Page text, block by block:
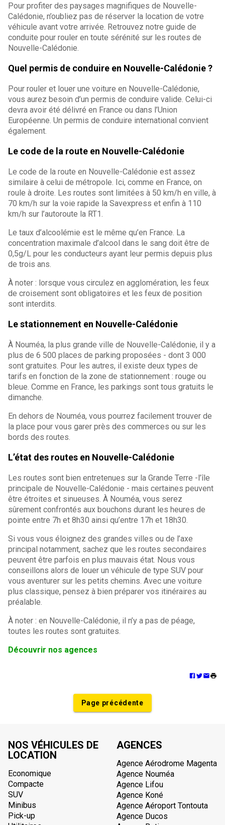
Pour profiter des paysages magnifiques de Nouvelle-
Calédonie, n’oubliez pas de réserver la location de votre
véhicule avant votre arrivée. Retrouvez notre guide de
conduite pour rouler en toute sérénité sur les routes de
Nouvelle-Calédonie.
Quel permis de conduire en Nouvelle-Calédonie ?
Pour rouler et louer une voiture en Nouvelle-Calédonie,
vous aurez besoin d’un permis de conduire valide. Celui-ci
devra avoir été délivré en France ou dans l’Union
Européenne. Un permis de conduire international convient
également.
Le code de la route en Nouvelle-Calédonie
Le code de la route en Nouvelle-Calédonie est assez
similaire à celui de métropole. Ici, comme en France, on
roule à droite. Les routes sont limitées à 50 km/h en ville, à
70 km/h sur la voie rapide la Savexpress et enfin à 110
km/h sur l’autoroute la RT1.
Le taux d’alcoolémie est le même qu’en France. La
concentration maximale d’alcool dans le sang doit être de
0,5g/L pour les conducteurs ayant leur permis depuis plus
de trois ans.
À noter : lorsque vous circulez en agglomération, les feux
de croisement sont obligatoires et les feux de position
sont interdits.
Le stationnement en Nouvelle-Calédonie
À Nouméa, la plus grande ville de Nouvelle-Calédonie, il y a
plus de 6 500 places de parking proposées - dont 3 000
sont gratuites. Pour les autres, il existe deux types de
tarifs en fonction de la zone de stationnement : rouge ou
bleue. Comme en France, les parkings sont tous gratuits le
dimanche.
En dehors de Nouméa, vous pourrez facilement trouver de
la place pour vous garer près des commerces ou sur les
bords des routes.
L’état des routes en Nouvelle-Calédonie
Les routes sont bien entretenues sur la Grande Terre -l’île
principale de Nouvelle-Calédonie - mais certaines peuvent
être étroites et sinueuses. À Nouméa, vous serez
sûrement confrontés aux bouchons durant les heures de
pointe entre 7h et 8h30 ainsi qu’entre 17h et 18h30.
Si vous vous éloignez des grandes villes ou de l’axe
principal notamment, sachez que les routes secondaires
peuvent être parfois en plus mauvais état. Nous vous
conseillons alors de louer un véhicule de type SUV pour
vous aventurer sur les petits chemins. Avec une voiture
plus classique, pensez à bien préparer vos itinéraires au
préalable.
À noter : en Nouvelle-Calédonie, il n’y a pas de péage,
toutes les routes sont gratuites.
Découvrir nos agences
Page précédente
NOS VÉHICULES DE
LOCATION
Economique
Compacte
SUV
Minibus
Pick-up
AGENCES
Agence Aérodrome Magenta
Agence Nouméa
Agence Lifou
Agence Koné
Agence Aéroport Tontouta
Agence Ducos